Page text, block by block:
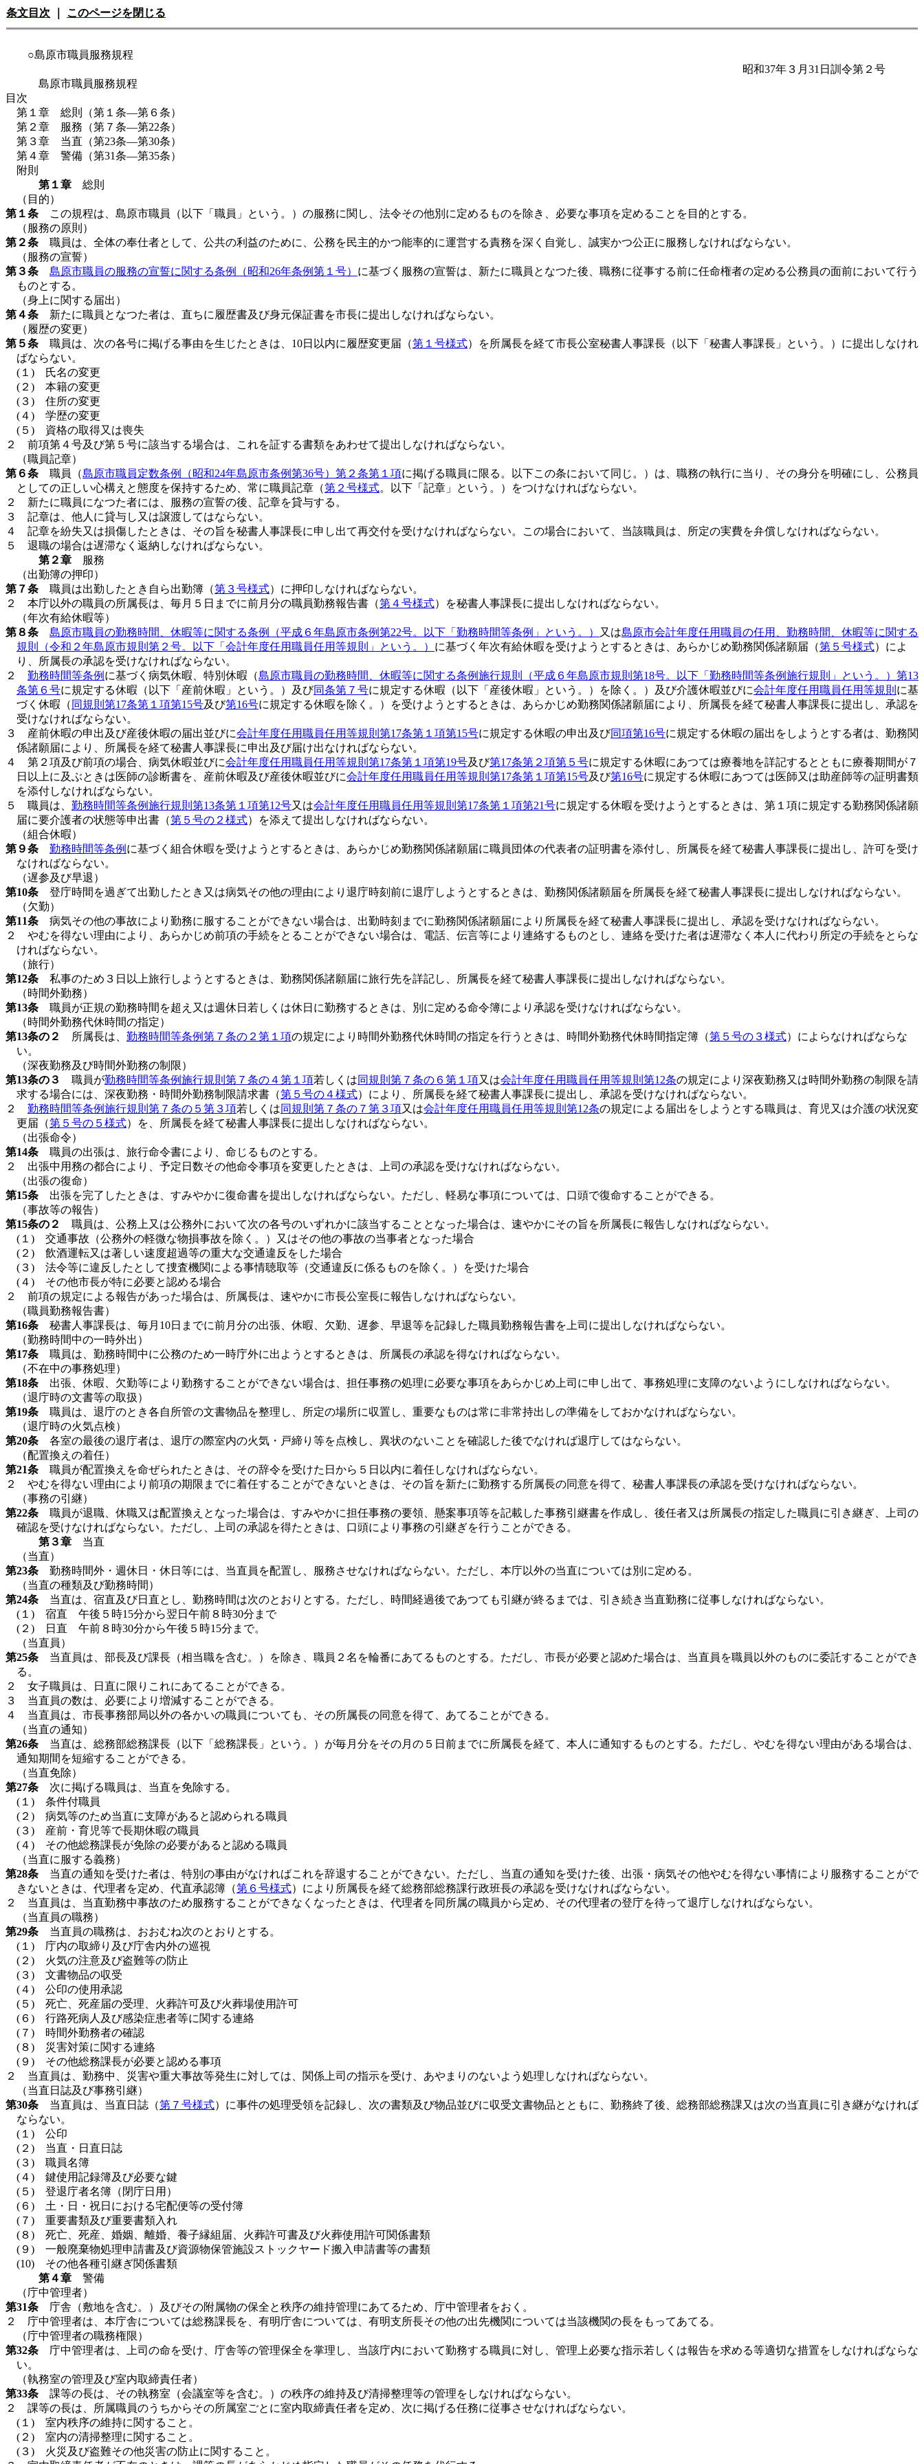
条文目次 このページを閉じる
○島原市職員服務規程
昭和37年３月31日訓令第２号
島原市職員服務規程
目次
第１章 総則（第１条―第６条）
第２章 服務（第７条―第22条）
第３章 当直（第23条―第30条）
第４章 警備（第31条―第35条）
附則
第１章 総則
（目的）
第１条 この規程は、島原市職員（以下「職員」という。）の服務に関し、法令その他別に定めるものを除き、必要な事項を定めることを目的とする。
（服務の原則）
第２条 職員は、全体の奉仕者として、公共の利益のために、公務を民主的かつ能率的に運営する責務を深く自覚し、誠実かつ公正に服務しなければならない。
（服務の宣誓）
第３条
島原市職員の服務の宣誓に関する条例（昭和26年条例第１号） に基づく服務の宣誓は、新たに職員となつた後、職務に従事する前に任命権者の定める公務員の面前において行う
ものとする。
（身上に関する届出）
第４条 新たに職員となつた者は、直ちに履歴書及び身元保証書を市長に提出しなければならない。
（履歴の変更）
第５条 職員は、次の各号に掲げる事由を生じたときは、10日以内に履歴変更届（第１号様式）を所属長を経て市長公室秘書人事課長（以下「秘書人事課長」という。）に提出しなけれ
ばならない。
(１) 氏名の変更
(２) 本籍の変更
(３) 住所の変更
(４) 学歴の変更
(５) 資格の取得又は喪失
２ 前項第４号及び第５号に該当する場合は、これを証する書類をあわせて提出しなければならない。
（職員記章）
第６条 職員（島原市職員定数条例（昭和24年島原市条例第36号）第２条第１項に掲げる職員に限る。以下この条において同じ。）は、職務の執行に当り、その身分を明確にし、公務員
としての正しい心構えと態度を保持するため、常に職員記章（第２号様式。以下「記章」という。）をつけなければならない。
２ 新たに職員になつた者には、服務の宣誓の後、記章を貸与する。
３ 記章は、他人に貸与し又は譲渡してはならない。
４ 記章を紛失又は損傷したときは、その旨を秘書人事課長に申し出て再交付を受けなければならない。この場合において、当該職員は、所定の実費を弁償しなければならない。
５ 退職の場合は遅滞なく返納しなければならない。
第２章 服務
（出勤簿の押印）
第７条 職員は出勤したとき自ら出勤簿（第３号様式）に押印しなければならない。
２ 本庁以外の職員の所属長は、毎月５日までに前月分の職員勤務報告書（第４号様式）を秘書人事課長に提出しなければならない。
（年次有給休暇等）
第８条
島原市職員の勤務時間、休暇等に関する条例（平成６年島原市条例第22号。以下「勤務時間等条例」という。） 又は島原市会計年度任用職員の任用、勤務時間、休暇等に関する
規則（令和２年島原市規則第２号。以下「会計年度任用職員任用等規則」という。） に基づく年次有給休暇を受けようとするときは、あらかじめ勤務関係諸願届（第５号様式）によ
り、所属長の承認を受けなければならない。
２ 勤務時間等条例 に基づく病気休暇、特別休暇（島原市職員の勤務時間、休暇等に関する条例施行規則（平成６年島原市規則第18号。以下「勤務時間等条例施行規則」という。）第13
条第６号に規定する休暇（以下「産前休暇」という。）及び同条第７号に規定する休暇（以下「産後休暇」という。）を除く。）及び介護休暇並びに会計年度任用職員任用等規則 に基
づく休暇（ 同規則第17条第１項第15号及び第16号に規定する休暇を除く。）を受けようとするときは、あらかじめ勤務関係諸願届により、所属長を経て秘書人事課長に提出し、承認を
受けなければならない。
３ 産前休暇の申出及び産後休暇の届出並びに会計年度任用職員任用等規則第17条第１項第15号に規定する休暇の申出及び同項第16号に規定する休暇の届出をしようとする者は、勤務関
係諸願届により、所属長を経て秘書人事課長に申出及び届け出なければならない。
４ 第２項及び前項の場合、病気休暇並びに会計年度任用職員任用等規則第17条第１項第19号及び第17条第２項第５号に規定する休暇にあつては療養地を詳記するとともに療養期間が７
日以上に及ぶときは医師の診断書を、産前休暇及び産後休暇並びに会計年度任用職員任用等規則第17条第１項第15号及び第16号に規定する休暇にあつては医師又は助産師等の証明書類
を添付しなければならない。
５ 職員は、 勤務時間等条例施行規則第13条第１項第12号又は会計年度任用職員任用等規則第17条第１項第21号に規定する休暇を受けようとするときは、第１項に規定する勤務関係諸願
届に要介護者の状態等申出書（第５号の２様式）を添えて提出しなければならない。
（組合休暇）
第９条
勤務時間等条例 に基づく組合休暇を受けようとするときは、あらかじめ勤務関係諸願届に職員団体の代表者の証明書を添付し、所属長を経て秘書人事課長に提出し、許可を受け
なければならない。
（遅参及び早退）
第10条 登庁時間を過ぎて出勤したとき又は病気その他の理由により退庁時刻前に退庁しようとするときは、勤務関係諸願届を所属長を経て秘書人事課長に提出しなければならない。
（欠勤）
第11条 病気その他の事故により勤務に服することができない場合は、出勤時刻までに勤務関係諸願届により所属長を経て秘書人事課長に提出し、承認を受けなければならない。
２ やむを得ない理由により、あらかじめ前項の手続をとることができない場合は、電話、伝言等により連絡するものとし、連絡を受けた者は遅滞なく本人に代わり所定の手続をとらな
ければならない。
（旅行）
第12条 私事のため３日以上旅行しようとするときは、勤務関係諸願届に旅行先を詳記し、所属長を経て秘書人事課長に提出しなければならない。
（時間外勤務）
第13条 職員が正規の勤務時間を超え又は週休日若しくは休日に勤務するときは、別に定める命令簿により承認を受けなければならない。
（時間外勤務代休時間の指定）
第13条の２
所属長は、 勤務時間等条例第７条の２第１項の規定により時間外勤務代休時間の指定を行うときは、時間外勤務代休時間指定簿（第５号の３様式）によらなければならな
い。
（深夜勤務及び時間外勤務の制限）
第13条の３
職員が勤務時間等条例施行規則第７条の４第１項若しくは同規則第７条の６第１項又は会計年度任用職員任用等規則第12条の規定により深夜勤務又は時間外勤務の制限を請
求する場合には、深夜勤務・時間外勤務制限請求書（第５号の４様式）により、所属長を経て秘書人事課長に提出し、承認を受けなければならない。
２ 勤務時間等条例施行規則第７条の５第３項若しくは同規則第７条の７第３項又は会計年度任用職員任用等規則第12条の規定による届出をしようとする職員は、育児又は介護の状況変
更届（第５号の５様式）を、所属長を経て秘書人事課長に提出しなければならない。
（出張命令）
第14条 職員の出張は、旅行命令書により、命じるものとする。
２ 出張中用務の都合により、予定日数その他命令事項を変更したときは、上司の承認を受けなければならない。
（出張の復命）
第15条 出張を完了したときは、すみやかに復命書を提出しなければならない。ただし、軽易な事項については、口頭で復命することができる。
（事故等の報告）
第15条の２
職員は、公務上又は公務外において次の各号のいずれかに該当することとなった場合は、速やかにその旨を所属長に報告しなければならない。
(１) 交通事故（公務外の軽微な物損事故を除く。）又はその他の事故の当事者となった場合
(２) 飲酒運転又は著しい速度超過等の重大な交通違反をした場合
(３) 法令等に違反したとして捜査機関による事情聴取等（交通違反に係るものを除く。）を受けた場合
(４) その他市長が特に必要と認める場合
２ 前項の規定による報告があった場合は、所属長は、速やかに市長公室長に報告しなければならない。
（職員勤務報告書）
第16条 秘書人事課長は、毎月10日までに前月分の出張、休暇、欠勤、遅参、早退等を記録した職員勤務報告書を上司に提出しなければならない。
（勤務時間中の一時外出）
第17条 職員は、勤務時間中に公務のため一時庁外に出ようとするときは、所属長の承認を得なければならない。
（不在中の事務処理）
第18条 出張、休暇、欠勤等により勤務することができない場合は、担任事務の処理に必要な事項をあらかじめ上司に申し出て、事務処理に支障のないようにしなければならない。
（退庁時の文書等の取扱）
第19条 職員は、退庁のとき各自所管の文書物品を整理し、所定の場所に収置し、重要なものは常に非常持出しの準備をしておかなければならない。
（退庁時の火気点検）
第20条 各室の最後の退庁者は、退庁の際室内の火気・戸締り等を点検し、異状のないことを確認した後でなければ退庁してはならない。
（配置換えの着任）
第21条 職員が配置換えを命ぜられたときは、その辞令を受けた日から５日以内に着任しなければならない。
２ やむを得ない理由により前項の期限までに着任することができないときは、その旨を新たに勤務する所属長の同意を得て、秘書人事課長の承認を受けなければならない。
（事務の引継）
第22条 職員が退職、休職又は配置換えとなった場合は、すみやかに担任事務の要領、懸案事項等を記載した事務引継書を作成し、後任者又は所属長の指定した職員に引き継ぎ、上司の
確認を受けなければならない。ただし、上司の承認を得たときは、口頭により事務の引継ぎを行うことができる。
第３章 当直
（当直）
第23条 勤務時間外・週休日・休日等には、当直員を配置し、服務させなければならない。ただし、本庁以外の当直については別に定める。
（当直の種類及び勤務時間）
第24条 当直は、宿直及び日直とし、勤務時間は次のとおりとする。ただし、時間経過後であつても引継が終るまでは、引き続き当直勤務に従事しなければならない。
(１) 宿直 午後５時15分から翌日午前８時30分まで
(２) 日直 午前８時30分から午後５時15分まで。
（当直員）
第25条 当直員は、部長及び課長（相当職を含む。）を除き、職員２名を輪番にあてるものとする。ただし、市長が必要と認めた場合は、当直員を職員以外のものに委託することができ
る。
２ 女子職員は、日直に限りこれにあてることができる。
３ 当直員の数は、必要により増減することができる。
４ 当直員は、市長事務部局以外の各かいの職員についても、その所属長の同意を得て、あてることができる。
（当直の通知）
第26条 当直は、総務部総務課長（以下「総務課長」という。）が毎月分をその月の５日前までに所属長を経て、本人に通知するものとする。ただし、やむを得ない理由がある場合は、
通知期間を短縮することができる。
（当直免除）
第27条 次に掲げる職員は、当直を免除する。
(１) 条件付職員
(２) 病気等のため当直に支障があると認められる職員
(３) 産前・育児等で長期休暇の職員
(４) その他総務課長が免除の必要があると認める職員
（当直に服する義務）
第28条 当直の通知を受けた者は、特別の事由がなければこれを辞退することができない。ただし、当直の通知を受けた後、出張・病気その他やむを得ない事情により服務することがで
きないときは、代理者を定め、代直承認簿（第６号様式）により所属長を経て総務部総務課行政班長の承認を受けなければならない。
２ 当直員は、当直勤務中事故のため服務することができなくなったときは、代理者を同所属の職員から定め、その代理者の登庁を待って退庁しなければならない。
（当直員の職務）
第29条 当直員の職務は、おおむね次のとおりとする。
(１) 庁内の取締り及び庁舎内外の巡視
(２) 火気の注意及び盗難等の防止
(３) 文書物品の収受
(４) 公印の使用承認
(５) 死亡、死産届の受理、火葬許可及び火葬場使用許可
(６) 行路死病人及び感染症患者等に関する連絡
(７) 時間外勤務者の確認
(８) 災害対策に関する連絡
(９) その他総務課長が必要と認める事項
２ 当直員は、勤務中、災害や重大事故等発生に対しては、関係上司の指示を受け、あやまりのないよう処理しなければならない。
（当直日誌及び事務引継）
第30条 当直員は、当直日誌（第７号様式）に事件の処理受領を記録し、次の書類及び物品並びに収受文書物品とともに、勤務終了後、総務部総務課又は次の当直員に引き継がなければ
ならない。
(１) 公印
(２) 当直・日直日誌
(３) 職員名簿
(４) 鍵使用記録簿及び必要な鍵
(５) 登退庁者名簿（閉庁日用）
(６) 土・日・祝日における宅配便等の受付簿
(７) 重要書類及び重要書類入れ
(８) 死亡、死産、婚姻、離婚、養子縁組届、火葬許可書及び火葬使用許可関係書類
(９) 一般廃棄物処理申請書及び資源物保管施設ストックヤード搬入申請書等の書類
(10) その他各種引継ぎ関係書類
第４章 警備
（庁中管理者）
第31条 庁舎（敷地を含む。）及びその附属物の保全と秩序の維持管理にあてるため、庁中管理者をおく。
２ 庁中管理者は、本庁舎については総務課長を、有明庁舎については、有明支所長その他の出先機関については当該機関の長をもってあてる。
（庁中管理者の職務権限）
第32条 庁中管理者は、上司の命を受け、庁舎等の管理保全を掌理し、当該庁内において勤務する職員に対し、管理上必要な指示若しくは報告を求める等適切な措置をしなければならな
い。
（執務室の管理及び室内取締責任者）
第33条 課等の長は、その執務室（会議室等を含む。）の秩序の維持及び清掃整理等の管理をしなければならない。
２ 課等の長は、所属職員のうちからその所属室ごとに室内取締責任者を定め、次に掲げる任務に従事させなければならない。
(１) 室内秩序の維持に関すること。
(２) 室内の清掃整理に関すること。
(３) 火災及び盗難その他災害の防止に関すること。